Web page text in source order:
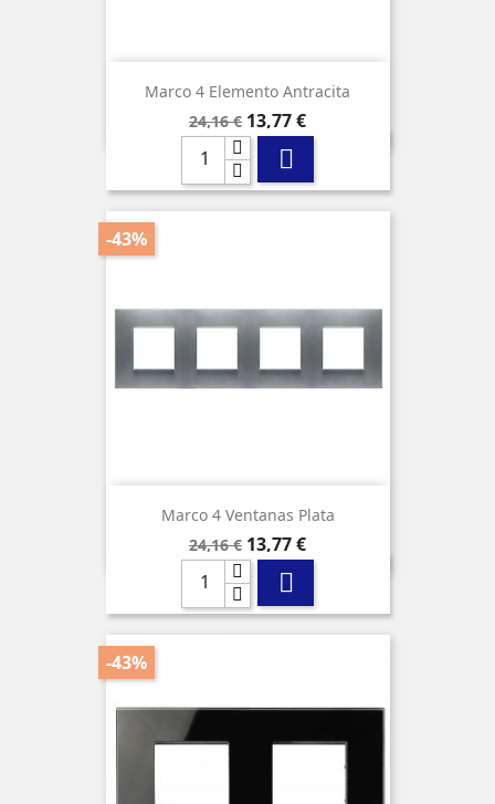
Marco 4 Elemento Antracita
Precio
base
24,16 € Precio
13,77 €

Marco 4 Ventanas Plata
Precio
base
24,16 €
-43%
Precio
13,77 €

-43%